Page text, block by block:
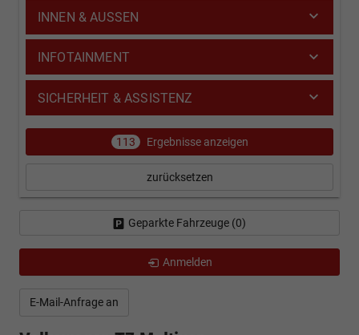
E-Mail-Anfrage an
INNEN & AUSSEN
INFOTAINMENT
SICHERHEIT & ASSISTENZ
113 Ergebnisse anzeigen
zurücksetzen
Geparkte Fahrzeuge (0)
Anmelden